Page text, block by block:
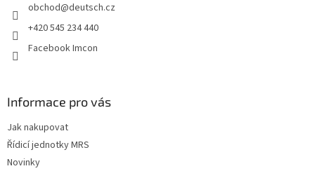
obchod@deutsch.cz
+420 545 234 440
Facebook Imcon
Informace pro vás
Jak nakupovat
Řídicí jednotky MRS
Novinky